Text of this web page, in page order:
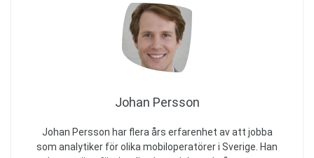
Johan Persson
Johan Persson har flera års erfarenhet av att jobba
som analytiker för olika mobiloperatörer i Sverige. Han